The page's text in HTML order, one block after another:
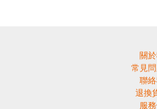
關
常見
聯
退換
服